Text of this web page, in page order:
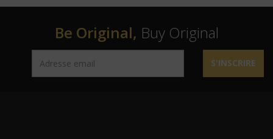
Be Original, Buy Original
S'INSCRIRE